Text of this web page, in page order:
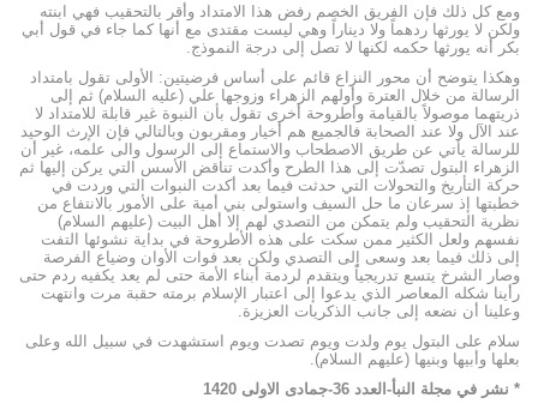
ومع كل ذلك فإن الفريق الخصم رفض هذا الامتداد وأقر بالتحقيب فهي ابنته
ولكن لا يورثها ردهماً ولا ديناراً وهي ليست مقتدى مع أنها كما جاء في قول أبي
بكر أنه يورثها حكمه لكنها لا تصل إلى درجة النموذج.
وهكذا يتوضح أن محور النزاع قائم على أساس فرضيتين: الأولى تقول بامتداد
الرسالة من خلال العترة وأولهم الزهراء وزوجها علي (عليه السلام) ثم إلى
ذريتهما موصولاً بالقيامة وأطروحة أخرى تقول بأن النبوة غير قابلة للامتداد لا
عند الآل ولا عند الصحابة فالجميع هم أخيار ومقربون وبالتالي فإن الإرث الوحيد
للرسالة يأتي عن طريق الاصطحاب والاستماع إلى الرسول والى علمه، غير أن
الزهراء البتول تصدّت إلى هذا الطرح وأكدت تناقض الأسس التي يركن إليها ثم
حركة التأريخ والتحولات التي حدثت فيما بعد أكدت النبوات التي وردت في
خطبتها إذ سرعان ما حل السيف واستولى بني أمية على الأمور بالانتفاع من
نظرية التحقيب ولم يتمكن من التصدي لهم إلا أهل البيت (عليهم السلام)
نفسهم ولعل الكثير ممن سكت على هذه الأطروحة في بداية نشوئها التفت
إلى ذلك فيما بعد وسعى إلى التصدي ولكن بعد فوات الأوان وضياع الفرصة
وصار الشرخ يتسع تدريجياً ويتقدم لردمة أبناء الأمة حتى لم يعد يكفيه ردم حتى
رأينا شكله المعاصر الذي يدعوا إلى اعتبار الإسلام برمته حقبة مرت وانتهت
وعلينا أن نضعه إلى جانب الذكريات العزيزة.
سلام على البتول يوم ولدت ويوم تصدت ويوم استشهدت في سبيل الله وعلى
بعلها وأبيها وبنيها (عليهم السلام).
* نشر في مجلة النبأ-العدد 36-جمادى الاولى 1420